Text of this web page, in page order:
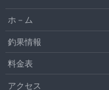
ホ－ム
釣果情報
料金表
アクセス